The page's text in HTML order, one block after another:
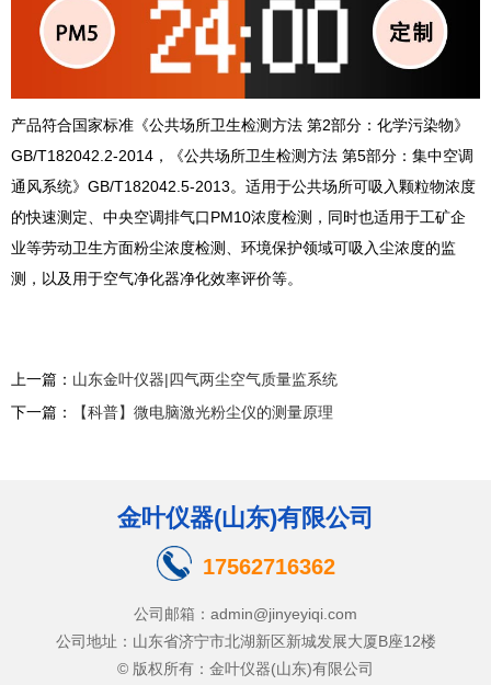
产品符合国家标准《公共场所卫生检测方法 第2部分：化学污染物》
GB/T182042.2-2014，《公共场所卫生检测方法 第5部分：集中空调
通风系统》GB/T182042.5-2013。适用于公共场所可吸入颗粒物浓度
的快速测定、中央空调排气口PM10浓度检测，同时也适用于工矿企
业等劳动卫生方面粉尘浓度检测、环境保护领域可吸入尘浓度的监
测，以及用于空气净化器净化效率评价等。
上一篇： 山东金叶仪器|四气两尘空气质量监系统
下一篇：
【科普】微电脑激光粉尘仪的测量原理
金叶仪器(山东)有限公司
17562716362
公司邮箱：admin@jinyeyiqi.com
公司地址：山东省济宁市北湖新区新城发展大厦B座12楼
© 版权所有：金叶仪器(山东)有限公司